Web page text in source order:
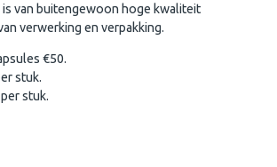
van buitengewoon hoge kwaliteit
verwerking en verpakking.
€50.
stuk.
stuk.